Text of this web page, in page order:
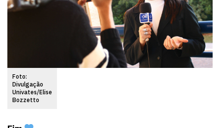
Foto:
Divulgação
Univates/Elise
Bozzetto